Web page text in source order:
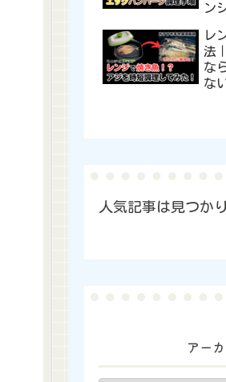
ン
レ
法
な
な
人気記事は見つか
アー